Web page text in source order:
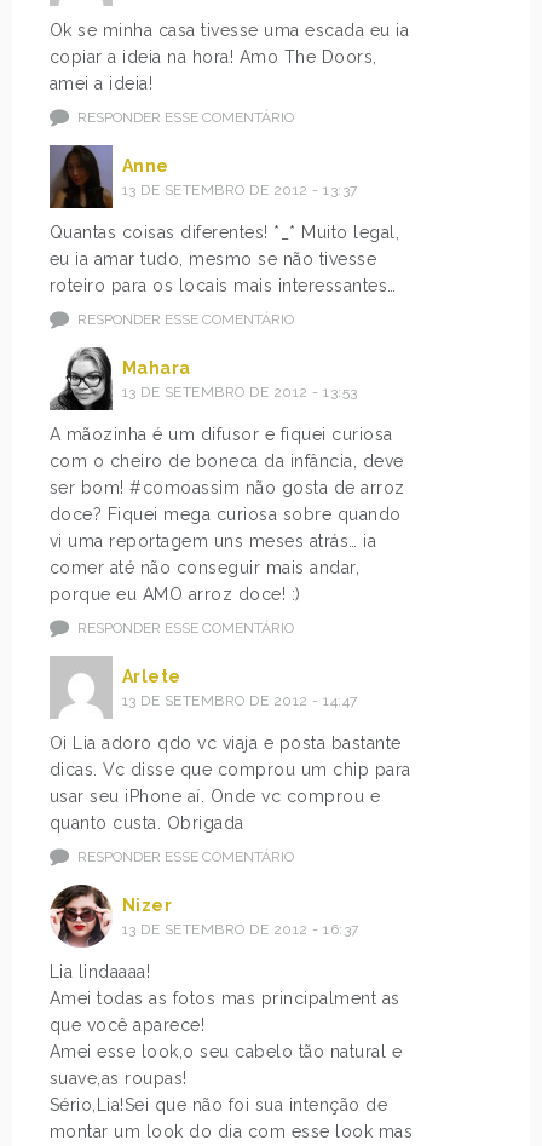
Ok se minha casa tivesse uma escada eu ia
copiar a ideia na hora! Amo The Doors,
amei a ideia!
RESPONDER ESSE COMENTÁRIO
Anne
13 DE SETEMBRO DE 2012 - 13:37
Quantas coisas diferentes! *_* Muito legal,
eu ia amar tudo, mesmo se não tivesse
roteiro para os locais mais interessantes…
RESPONDER ESSE COMENTÁRIO
Mahara
13 DE SETEMBRO DE 2012 - 13:53
A mãozinha é um difusor e fiquei curiosa
com o cheiro de boneca da infância, deve
ser bom! #comoassim não gosta de arroz
doce? Fiquei mega curiosa sobre quando
vi uma reportagem uns meses atrás… ia
comer até não conseguir mais andar,
porque eu AMO arroz doce! :)
RESPONDER ESSE COMENTÁRIO
Arlete
13 DE SETEMBRO DE 2012 - 14:47
Oi Lia adoro qdo vc viaja e posta bastante
dicas. Vc disse que comprou um chip para
usar seu iPhone aí. Onde vc comprou e
quanto custa. Obrigada
RESPONDER ESSE COMENTÁRIO
Nizer
13 DE SETEMBRO DE 2012 - 16:37
Lia lindaaaa!
Amei todas as fotos mas principalment as
que você aparece!
Amei esse look,o seu cabelo tão natural e
suave,as roupas!
Sério,Lia!Sei que não foi sua intenção de
montar um look do dia com esse look mas